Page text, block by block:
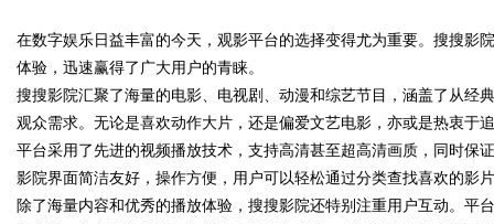
uz
在数字娱乐日益丰富的今天，观影平台的选择变得尤为重要。搜搜影
体验，迅速赢得了广大用户的青睐。
搜搜影院汇聚了海量的电影、电视剧、动漫和综艺节目，涵盖了从经
观众需求。无论是喜欢动作大片，还是偏爱文艺电影，亦或是热衷于
平台采用了先进的视频播放技术，支持高清甚至超高清画质，同时保
影院界面简洁友好，操作方便，用户可以轻松通过分类查找喜欢的影
除了海量内容和优秀的播放体验，搜搜影院还特别注重用户互动。平
用全方位指南